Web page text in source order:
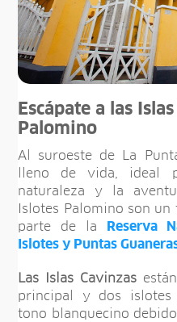
Escápate a las
Palomino
Al suroeste de La
lleno de vida, ideal
naturaleza y la
Islotes Palomino son
parte de la
Reserva
Islotes y Puntas
Las Islas Cavinzasestán
principal y dos islotes
tono blanquecino